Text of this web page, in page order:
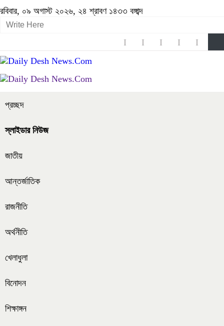
রবিবার, ০৯ অগাস্ট ২০২৬, ২৪ শ্রাবণ ১৪৩৩ বঙ্গাব্দ
প্রচ্ছদ
স্লাইডার নিউজ
জাতীয়
আন্তর্জাতিক
রাজনীতি
অর্থনীতি
খেলাধুলা
বিনোদন
শিক্ষাঙ্গন